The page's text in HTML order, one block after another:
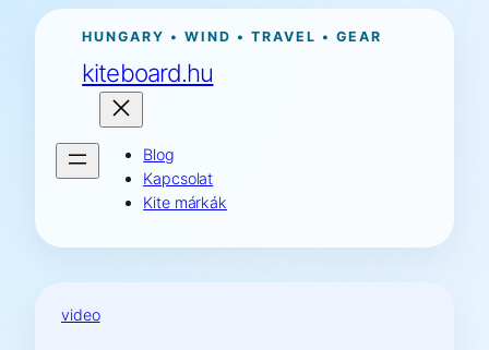
Ugrás
tartalomhoz
HUNGARY • WIND • TRAVEL • GEAR
kiteboard.hu
Blog
Kapcsolat
Kite márkák
video